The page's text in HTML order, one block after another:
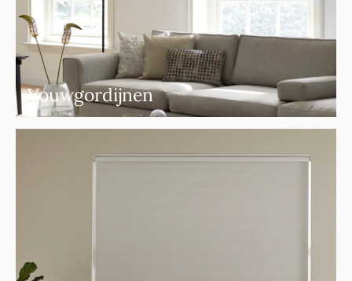
Vouwgordijnen